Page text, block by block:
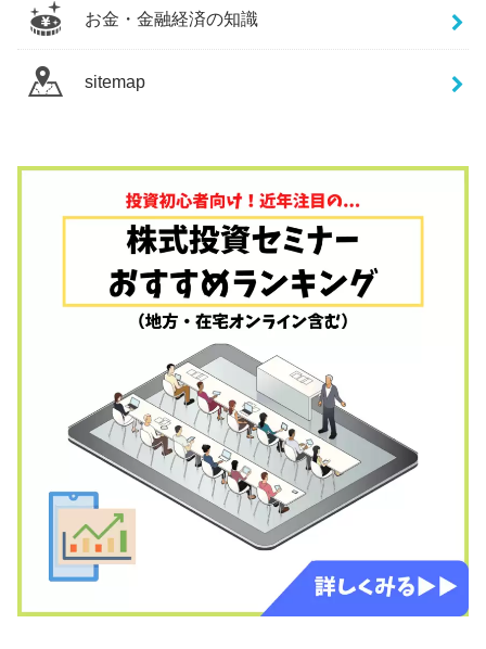
お金・金融経済の知識
sitemap